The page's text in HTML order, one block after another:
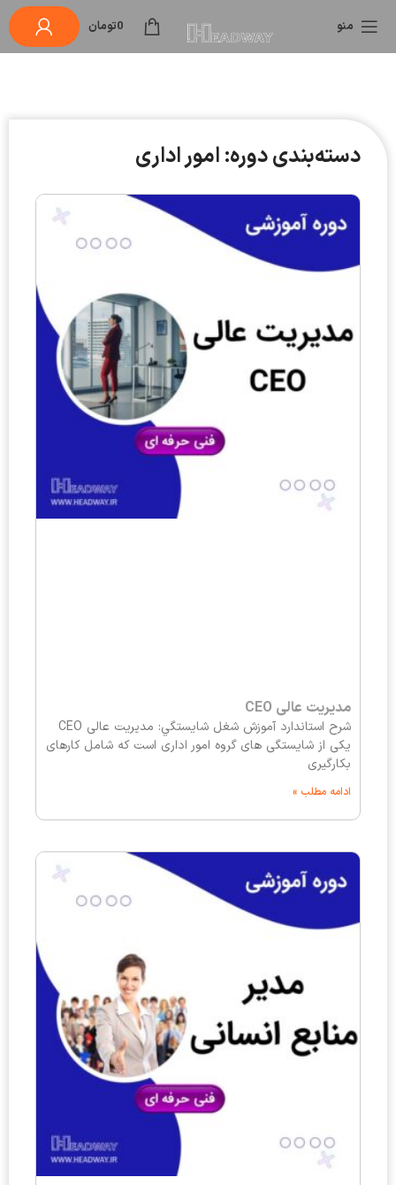
منو 0تومان
دسته‌بندی دوره: امور اداری
مدیریت عالی CEO
شرح استاندارد آموزش شغل شايستگي: مدیریت عالی CEO
یکی از شایستگی های گروه امور اداری است که شامل کارهای
بکارگیری
ادامه مطلب »